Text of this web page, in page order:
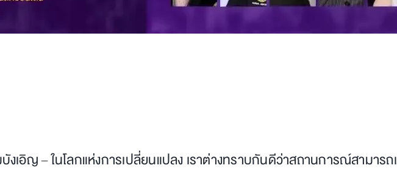
งเอิญ – ในโลกแห่งการเปลี่ยนแปลง เราต่างทราบกันดีว่าสถานการณ์สามาร